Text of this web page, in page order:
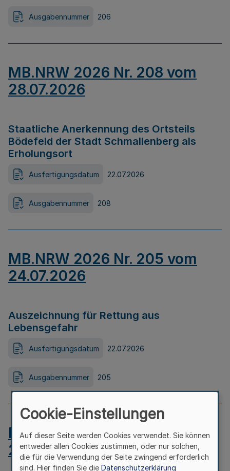
Ausgabennummer 206
MB.NRW 2026 Nr. 208 vom
28.07.2026
Staatliche Anerkennung des Ortsteils
Bödefeld der Stadt Schmallenberg als
Erholungsort
Ausfertigungsdatum 22.07.2026
Ausgabennummer 208
MB.NRW 2026 Nr. 205 vom
24.07.2026
Auszeichnung für Rettung aus
Lebensgefahr
Ausfertigungsdatum 22.07.2026
Ausgabennummer 205
MB.NRW 2026 Nr. 204 vom
24.07.2026
Cookie-Einstellungen
Auf dieser Seite werden Cookies verwendet. Sie können
entweder allen Cookies zustimmen, oder nur solchen,
die für die Verwendung der Seite zwingend erforderlich
sind. Hier finden Sie die Datenschutzerklärung